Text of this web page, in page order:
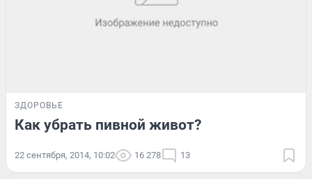
ЗДОРОВЬЕ
Как убрать пивной живот?
22 сентября, 2014, 10:02 16 278 13